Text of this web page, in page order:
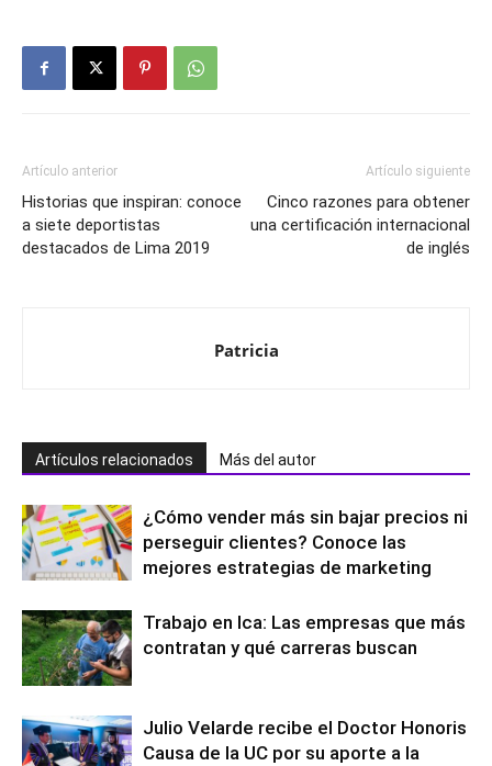
Artículo anterior
Historias que inspiran: conoce
a siete deportistas
destacados de Lima 2019
Artículo siguiente
Cinco razones para obtener
una certificación internacional
de inglés
Patricia
Artículos relacionados Más del autor
¿Cómo vender más sin bajar precios ni
perseguir clientes? Conoce las
mejores estrategias de marketing
Trabajo en Ica: Las empresas que más
contratan y qué carreras buscan
Julio Velarde recibe el Doctor Honoris
Causa de la UC por su aporte a la